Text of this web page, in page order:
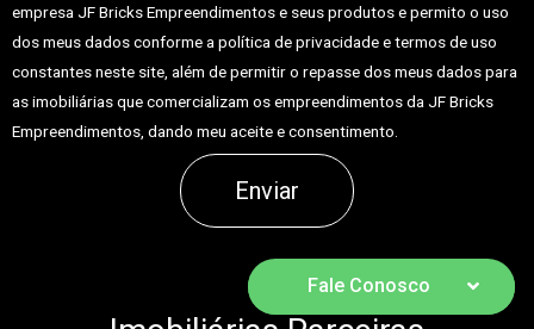
empresa JF Bricks Empreendimentos e seus produtos e permito o uso
dos meus dados conforme a política de privacidade e termos de uso
constantes neste site, além de permitir o repasse dos meus dados para
as imobiliárias que comercializam os empreendimentos da JF Bricks
Empreendimentos, dando meu aceite e consentimento.
Enviar
Fale Conosco
Fale Conosco